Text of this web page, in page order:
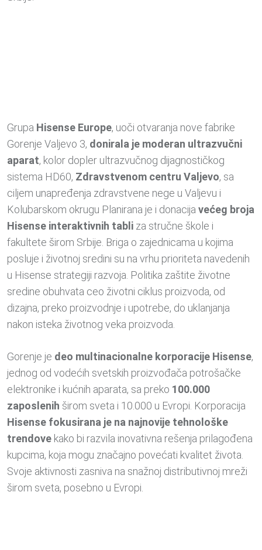
Grupa Hisense Europe, uoči otvaranja nove fabrike
Gorenje Valjevo 3, donirala je moderan ultrazvučni
aparat, kolor dopler ultrazvučnog dijagnostičkog
sistema HD60, Zdravstvenom centru Valjevo, sa
ciljem unapređenja zdravstvene nege u Valjevu i
Kolubarskom okrugu Planirana je i donacija većeg broja
Hisense interaktivnih tabli za stručne škole i
fakultete širom Srbije. Briga o zajednicama u kojima
posluje i životnoj sredini su na vrhu prioriteta navedenih
u Hisense strategiji razvoja. Politika zaštite životne
sredine obuhvata ceo životni ciklus proizvoda, od
dizajna, preko proizvodnje i upotrebe, do uklanjanja
nakon isteka životnog veka proizvoda.
Gorenje je deo multinacionalne korporacije Hisense,
jednog od vodećih svetskih proizvođača potrošačke
elektronike i kućnih aparata, sa preko 100.000
zaposlenih širom sveta i 10.000 u Evropi. Korporacija
Hisense fokusirana je na najnovije tehnološke
trendove kako bi razvila inovativna rešenja prilagođena
kupcima, koja mogu značajno povećati kvalitet života.
Svoje aktivnosti zasniva na snažnoj distributivnoj mreži
širom sveta, posebno u Evropi.